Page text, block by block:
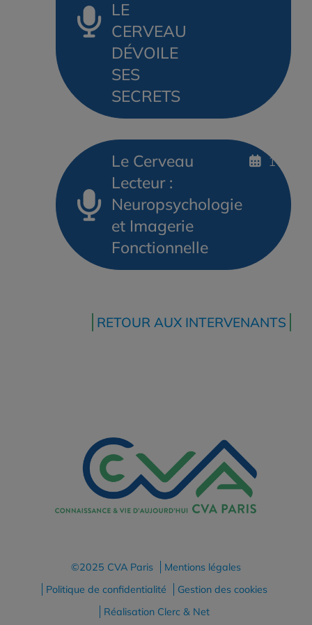
LE
CERVEAU
DÉVOILE
SES
SECRETS
Le Cerveau
Lecteur :
Neuropsychologie
et Imagerie
Fonctionnelle
14
RETOUR AUX INTERVENANTS
©2025 CVA Paris
Mentions légales
Politique de confidentialité
Gestion des cookies
Réalisation Clerc & Net